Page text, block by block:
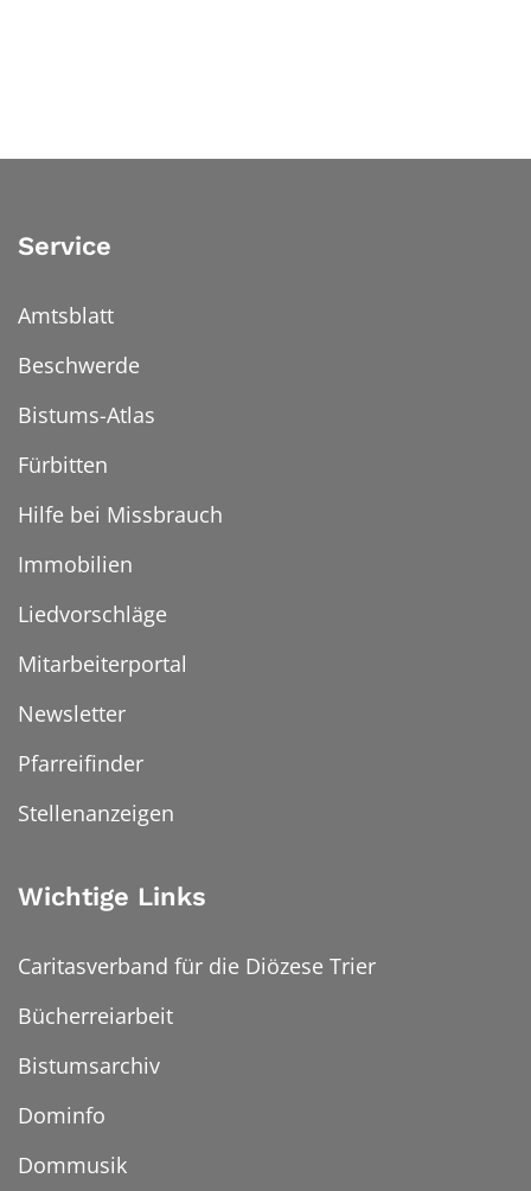
Service
Amtsblatt
Beschwerde
Bistums-Atlas
Fürbitten
Hilfe bei Missbrauch
Immobilien
Liedvorschläge
Mitarbeiterportal
Newsletter
Pfarreifinder
Stellenanzeigen
Wichtige Links
Caritasverband für die Diözese Trier
Bücherreiarbeit
Bistumsarchiv
Dominfo
Dommusik